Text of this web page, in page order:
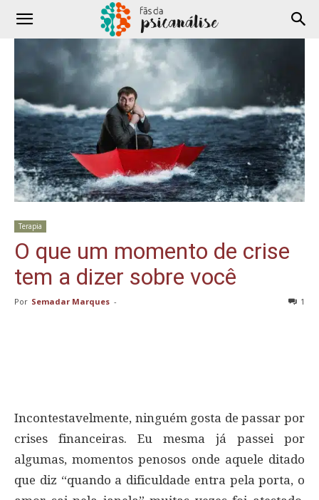
Terapia
O que um momento de crise
tem a dizer sobre você
Por Semadar Marques - 1
Incontestavelmente, ninguém gosta de passar por
crises financeiras. Eu mesma já passei por
algumas, momentos penosos onde aquele ditado
que diz “quando a dificuldade entra pela porta, o